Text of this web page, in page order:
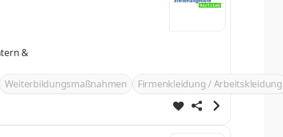
&
Weiterbildungsmaßnahmen
Firmenkleidung / Arbeitskleidung